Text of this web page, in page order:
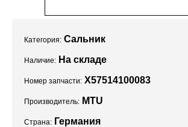
Категория: Сальник
Наличие: На складе
Номер запчасти: X57514100083
Производитель: MTU
Страна: Германия